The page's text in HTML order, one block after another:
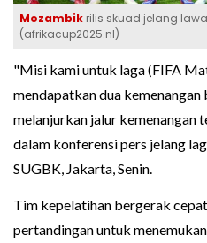
Mozambik rilis skuad jelang
(afrikacup2025.nl)
"Misi kami untuk laga (FIFA
mendapatkan dua
melanjurkan jalur kemenangan
dalam konferensi pers jelang
SUGBK, Jakarta, Senin.
Tim kepelatihan bergerak
pertandingan untuk